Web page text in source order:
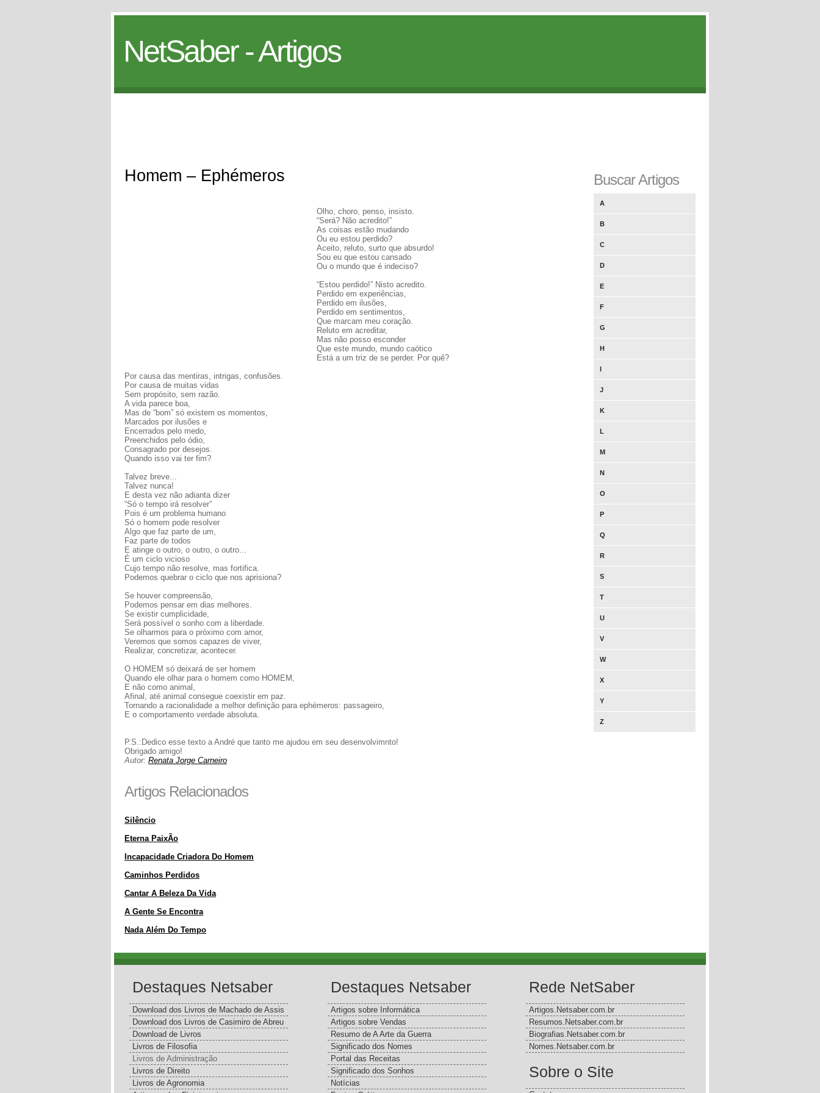
NetSaber - Artigos
Homem – Ephémeros
Olho, choro, penso, insisto.
“Será? Não acredito!”
As coisas estão mudando
Ou eu estou perdido?
Aceito, reluto, surto que absurdo!
Sou eu que estou cansado
Ou o mundo que é indeciso?
“Estou perdido!” Nisto acredito.
Perdido em experiências,
Perdido em ilusões,
Perdido em sentimentos,
Que marcam meu coração.
Reluto em acreditar,
Mas não posso esconder
Que este mundo, mundo caótico
Está a um triz de se perder. Por quê?
Por causa das mentiras, intrigas, confusões.
Por causa de muitas vidas
Sem propósito, sem razão.
A vida parece boa,
Mas de “bom” só existem os momentos,
Marcados por ilusões e
Encerrados pelo medo,
Preenchidos pelo ódio,
Consagrado por desejos.
Quando isso vai ter fim?
Talvez breve...
Talvez nunca!
E desta vez não adianta dizer
“Só o tempo irá resolver”
Pois é um problema humano
Só o homem pode resolver
Algo que faz parte de um,
Faz parte de todos
E atinge o outro, o outro, o outro...
É um ciclo vicioso
Cujo tempo não resolve, mas fortifica.
Podemos quebrar o ciclo que nos aprisiona?
Se houver compreensão,
Podemos pensar em dias melhores.
Se existir cumplicidade,
Será possível o sonho com a liberdade.
Se olharmos para o próximo com amor,
Veremos que somos capazes de viver,
Realizar, concretizar, acontecer.
O HOMEM só deixará de ser homem
Quando ele olhar para o homem como HOMEM,
E não como animal,
Afinal, até animal consegue coexistir em paz.
Tornando a racionalidade a melhor definição para ephémeros: passageiro,
E o comportamento verdade absoluta.
P.S.:Dedico esse texto a André que tanto me ajudou em seu desenvolvimnto!
Obrigado amigo!
Autor: Renata Jorge Carneiro
Artigos Relacionados
Silêncio
Eterna PaixÃo
Incapacidade Criadora Do Homem
Caminhos Perdidos
Cantar A Beleza Da Vida
A Gente Se Encontra
Nada Além Do Tempo
Buscar Artigos
A
B
C
D
E
F
G
H
I
J
K
L
M
N
O
P
Q
R
S
T
U
V
W
X
Y
Z
Destaques Netsaber
Download dos Livros de Machado de Assis
Download dos Livros de Casimiro de Abreu
Download de Livros
Livros de Filosofia
Livros de Administração
Livros de Direito
Livros de Agronomia
Destaques Netsaber
Artigos sobre Informática
Artigos sobre Vendas
Resumo de A Arte da Guerra
Significado dos Nomes
Portal das Receitas
Significado dos Sonhos
Notícias
Rede NetSaber
Artigos.Netsaber.com.br
Resumos.Netsaber.com.br
Biografias.Netsaber.com.br
Nomes.Netsaber.com.br
Sobre o Site